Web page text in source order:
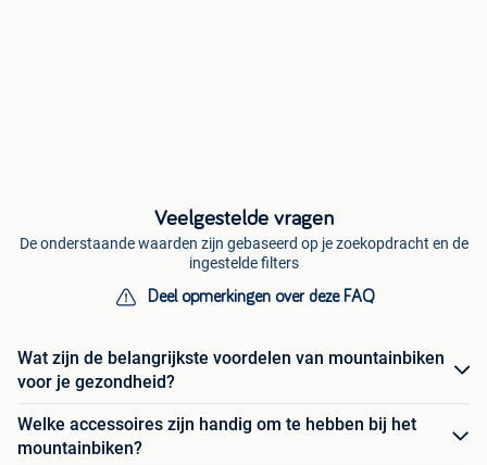
Veelgestelde vragen
De onderstaande waarden zijn gebaseerd op je zoekopdracht en de
ingestelde filters
Deel opmerkingen over deze FAQ
Wat zijn de belangrijkste voordelen van mountainbiken
voor je gezondheid?
Welke accessoires zijn handig om te hebben bij het
mountainbiken?